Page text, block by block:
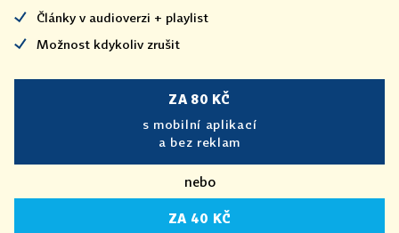
Články v audioverzi + playlist
Možnost kdykoliv zrušit
ZA 80 KČ
s mobilní aplikací
a bez reklam
nebo
ZA 40 KČ